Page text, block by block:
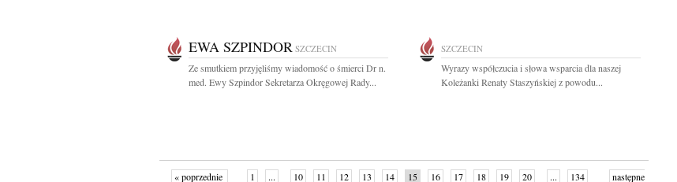
EWA SZPINDOR SZCZECIN
Ze smutkiem przyjęliśmy wiadomość o śmierci Dr n.
med. Ewy Szpindor Sekretarza Okręgowej Rady...
SZCZECIN
Wyrazy współczucia i słowa wsparcia dla naszej
Koleżanki Renaty Staszyńskiej z powodu...
« poprzednie 1 ... 10 11 12 13 14 15 16 17 18 19 20 ... 134 następne